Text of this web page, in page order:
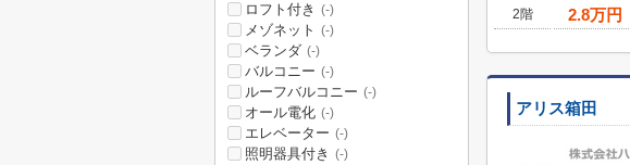
2階
2.8万円
アリス箱田
ロフト付き (-)
メゾネット (-)
ベランダ (-)
バルコニー (-)
ルーフバルコニー (-)
オール電化 (-)
エレベーター (-)
照明器具付き (-)